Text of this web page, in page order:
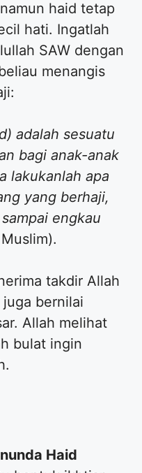
haid tetap
hati. Ingatlah
SAW dengan
menangis
adalah sesuatu
bagi anak-anak
lakukanlah apa
yang berhaji,
engkau
takdir Allah
bernilai
Allah melihat
bulat ingin
Haid